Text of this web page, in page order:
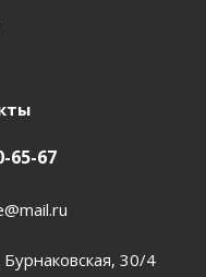
65-67
30/4